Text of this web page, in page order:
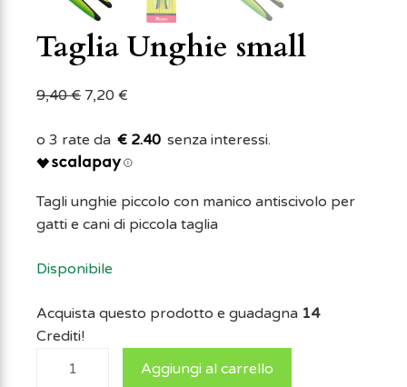
Taglia Unghie small
9,40€ 7,20 €
€ 2.40
Tagli unghie piccolo con manico antiscivolo per
gatti e cani di piccola taglia
Disponibile
Acquista questo prodotto e guadagna 14
Crediti!
Aggiungi al carrello